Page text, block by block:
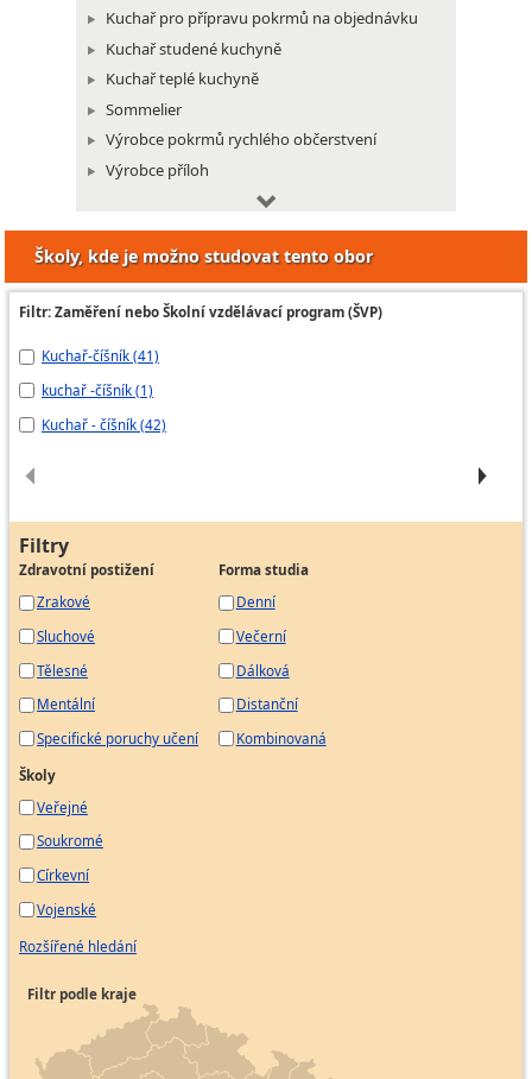
Kuchař pro přípravu pokrmů na objednávku
Kuchař studené kuchyně
Kuchař teplé kuchyně
Sommelier
Výrobce pokrmů rychlého občerstvení
Výrobce příloh
Pracovník výroby restauračních moučníků
Školy, kde je možno studovat tento obor
Filtr: Zaměření nebo Školní vzdělávací program (ŠVP)
Kuchař-číšník (41)
kuchař -číšník (1)
Kuchař - číšník (42)
Filtry
Zdravotní postižení
Zrakové
Sluchové
Tělesné
Mentální
Specifické poruchy učení
Forma studia
Denní
Večerní
Dálková
Distanční
Kombinovaná
Školy
Veřejné
Soukromé
Církevní
Vojenské
Rozšířené hledání
Filtr podle kraje